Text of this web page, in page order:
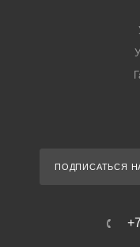
ПОДПИСАТЬСЯ